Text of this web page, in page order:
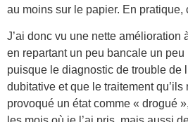
au moins sur le papier. En
J’ai donc vu une nette amélioration
en repartant un peu bancale un
puisque le diagnostic de trouble de
dubitative et que le traitement qu’ils
provoqué un état comme « drogué